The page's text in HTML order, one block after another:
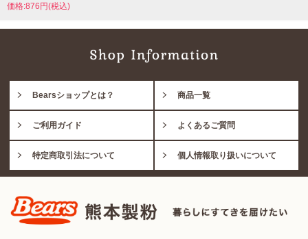
価格:876円(税込)
Bearsショップとは？ 商品一覧
ご利用ガイド よくあるご質問
特定商取引法について 個人情報取り扱いについて